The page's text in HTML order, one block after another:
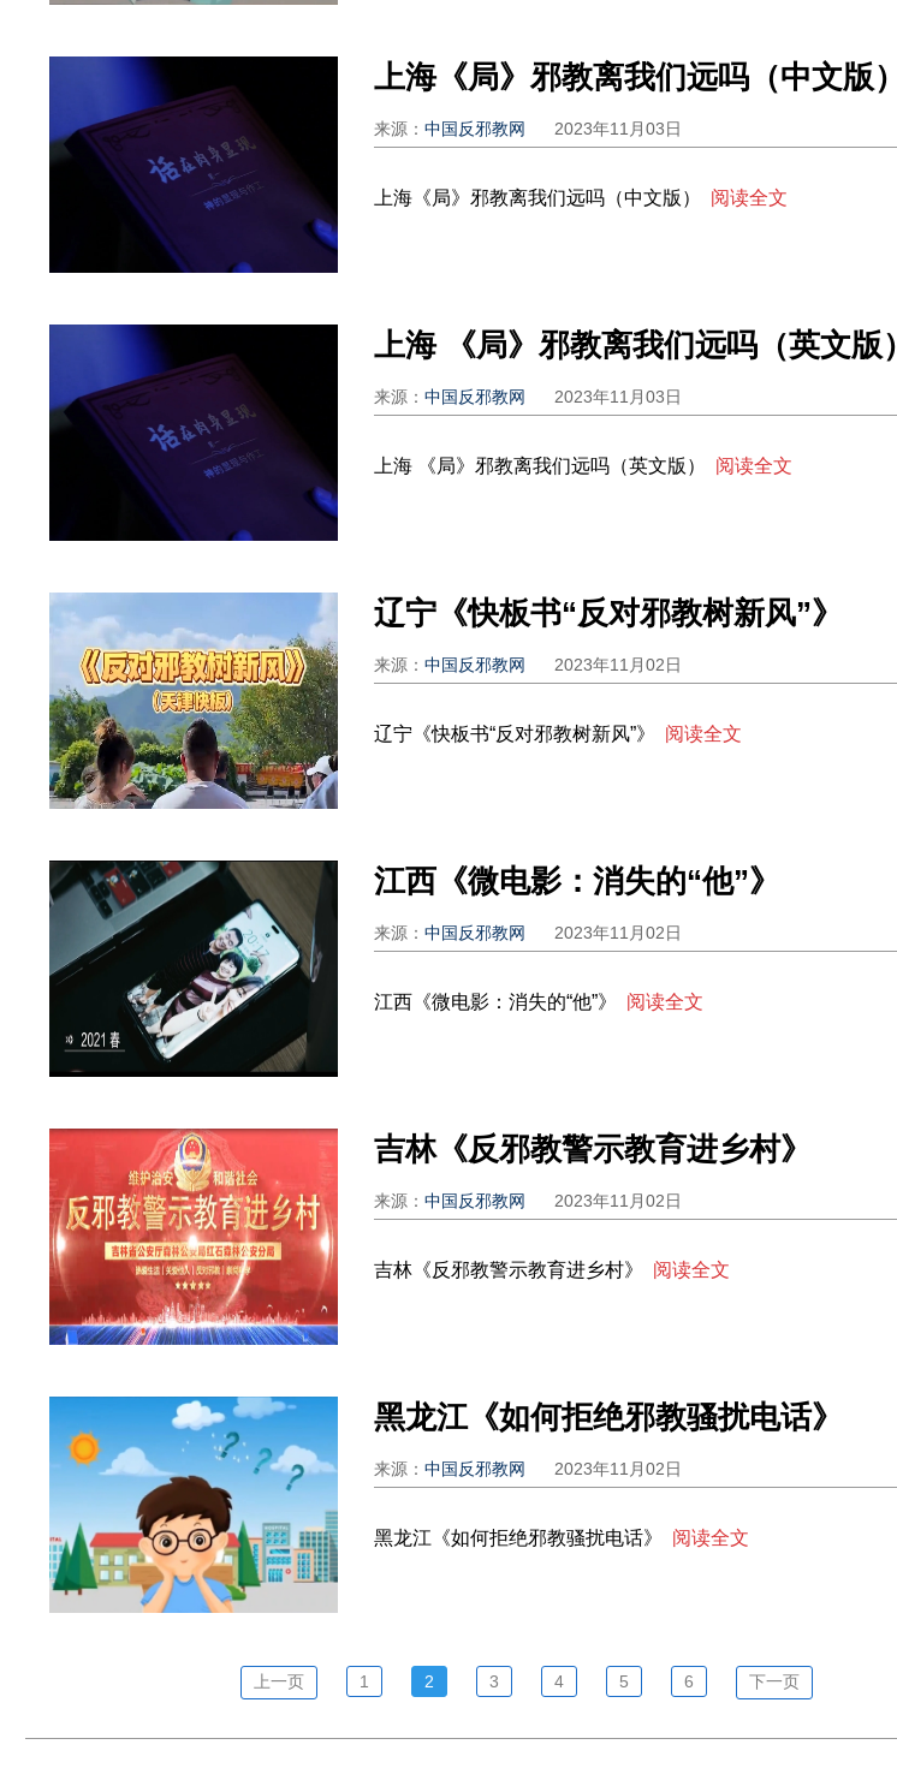
上海《局》邪教离我们远吗（中文版）
来源： 中国反邪教网 2023年11月03日
上海《局》邪教离我们远吗（中文版） 阅读全文
上海 《局》邪教离我们远吗（英文版）
来源： 中国反邪教网 2023年11月03日
上海 《局》邪教离我们远吗（英文版） 阅读全文
辽宁《快板书“反对邪教树新风”》
来源： 中国反邪教网 2023年11月02日
辽宁《快板书“反对邪教树新风”》 阅读全文
江西《微电影：消失的“他”》
来源： 中国反邪教网 2023年11月02日
江西《微电影：消失的“他”》 阅读全文
吉林《反邪教警示教育进乡村》
来源： 中国反邪教网 2023年11月02日
吉林《反邪教警示教育进乡村》 阅读全文
黑龙江《如何拒绝邪教骚扰电话》
来源： 中国反邪教网 2023年11月02日
黑龙江《如何拒绝邪教骚扰电话》 阅读全文
上一页 1 2 3 4 5 6 下一页